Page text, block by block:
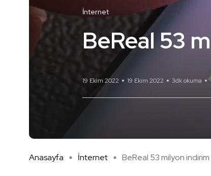
İnternet
BeReal 53
19 Ekim 2022 19 Ekim 2022 3dk okuma
Anasayfa İnternet BeReal 53 milyon indirim